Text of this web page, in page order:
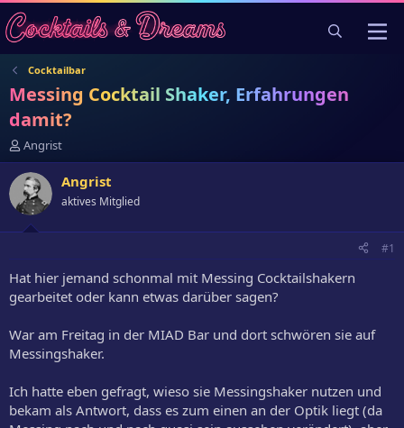
Cocktailbar
Messing Cocktail Shaker, Erfahrungen
damit?
E
r
s
t
e
r
Angrist
Angrist
aktives Mitglied
#1
Hat hier jemand schonmal mit Messing Cocktailshakern
gearbeitet oder kann etwas darüber sagen?
War am Freitag in der MIAD Bar und dort schwören sie auf
Messingshaker.
Ich hatte eben gefragt, wieso sie Messingshaker nutzen und
bekam als Antwort, dass es zum einen an der Optik liegt (da